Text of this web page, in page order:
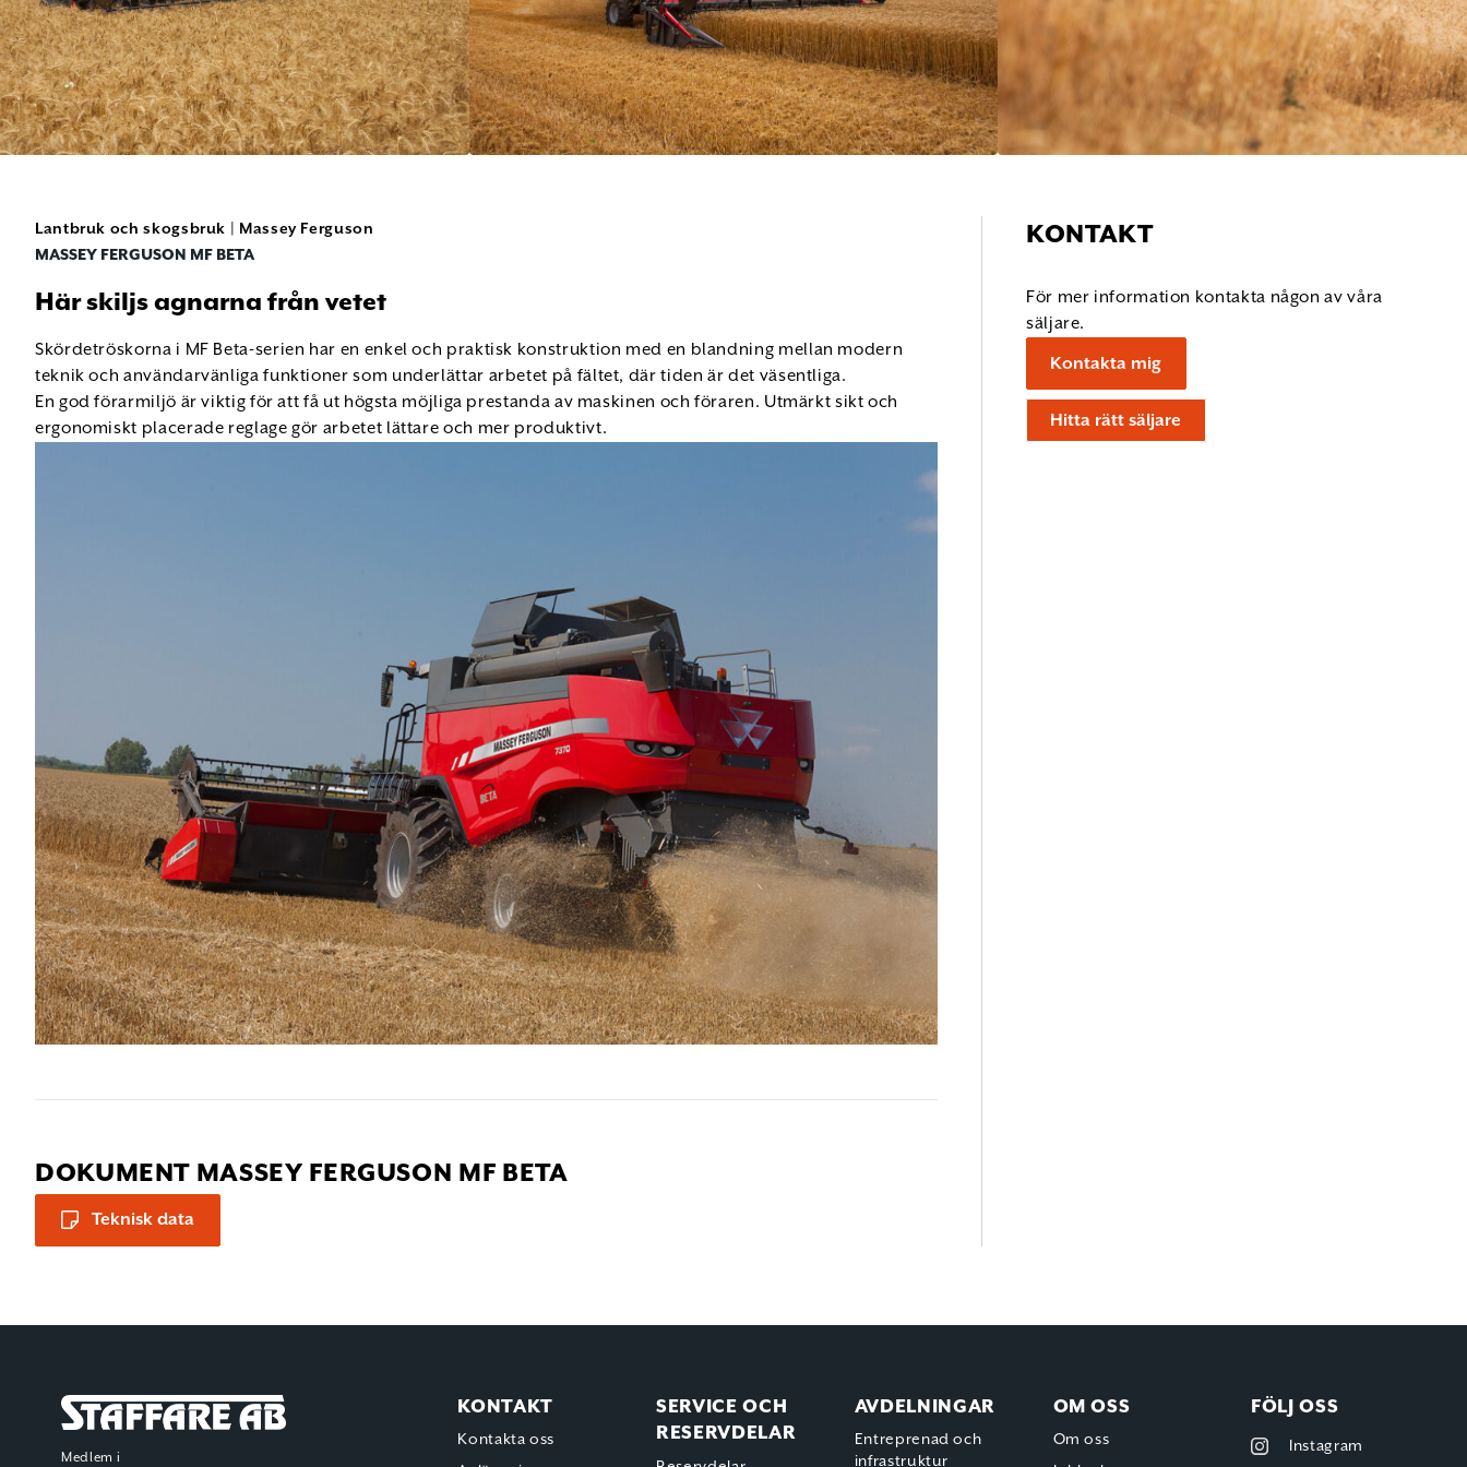
Lantbruk och skogsbruk
Massey Ferguson
MASSEY FERGUSON MF BETA
Här skiljs agnarna från vetet
Skördetröskorna i MF Beta-serien har en enkel och praktisk konstruktion med en blandning mellan modern
teknik och användarvänliga funktioner som underlättar arbetet på fältet, där tiden är det väsentliga.
En god förarmiljö är viktig för att få ut högsta möjliga prestanda av maskinen och föraren. Utmärkt sikt och
ergonomiskt placerade reglage gör arbetet lättare och mer produktivt.
DOKUMENT MASSEY FERGUSON MF BETA
Teknisk data
KONTAKT
För mer information kontakta någon av våra
säljare.
Kontakta mig
Hitta rätt säljare
Staffare AB
Medlem i
KONTAKT
Kontakta oss
SERVICE OCH
RESERVDELAR
AVDELNINGAR
Entreprenad och
infrastruktur
OM OSS
Om oss
FÖLJ OSS
Instagram